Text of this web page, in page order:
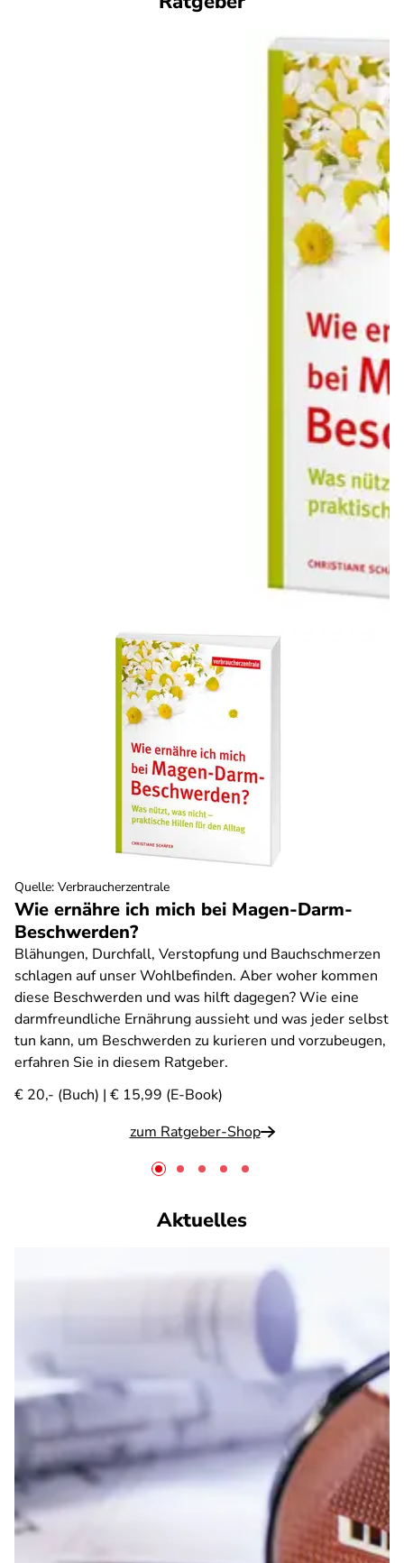
Wie ernähre ich mich bei Magen-Darm-
Beschwerden?
Blähungen, Durchfall, Verstopfung und Bauchschmerzen
schlagen auf unser Wohlbefinden. Aber woher kommen
diese Beschwerden und was hilft dagegen? Wie eine
darmfreundliche Ernährung aussieht und was jeder selbst
tun kann, um Beschwerden zu kurieren und vorzubeugen,
erfahren Sie in diesem Ratgeber.
€ 20,- (Buch) | € 15,99 (E-Book)
zum Ratgeber-Shop
Quelle: Verbraucherzentrale
Aktuelles